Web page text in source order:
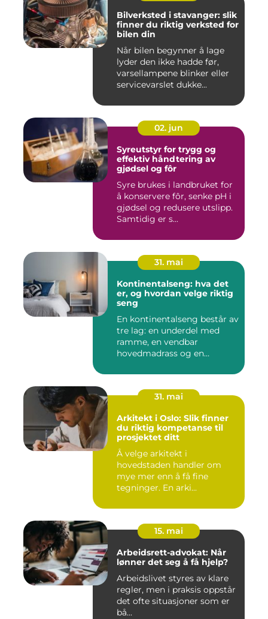
Bilverksted i stavanger: slik
finner du riktig verksted for
bilen din
Når bilen begynner å lage
lyder den ikke hadde før,
varsellampene blinker eller
servicevarslet dukke...
02. jun
Syreutstyr for trygg og
effektiv håndtering av
gjødsel og fôr
Syre brukes i landbruket for
å konservere fôr, senke pH i
gjødsel og redusere utslipp.
Samtidig er s...
31. mai
Kontinentalseng: hva det
er, og hvordan velge riktig
seng
En kontinentalseng består av
tre lag: en underdel med
ramme, en vendbar
hovedmadrass og en
31. mai
Arkitekt i Oslo: Slik finner
du riktig kompetanse til
prosjektet ditt
Å velge arkitekt i
hovedstaden handler om
mye mer enn å få fine
tegninger. En arki...
15. mai
Arbeidsrett-advokat: Når
lønner det seg å få hjelp?
Arbeidslivet styres av klare
regler, men i praksis oppstår
det ofte situasjoner som er
bå...